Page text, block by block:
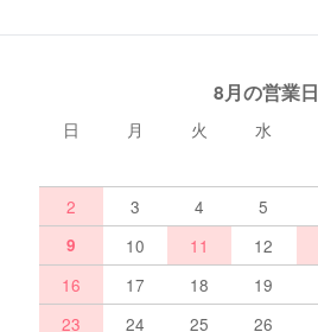
8月の営業日
日 月 火 水
2
3 4 5
9 10 11 12
16
17 18 19
23
24 25 26